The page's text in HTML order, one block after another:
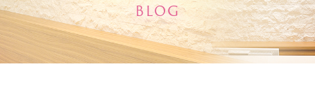
BLOG